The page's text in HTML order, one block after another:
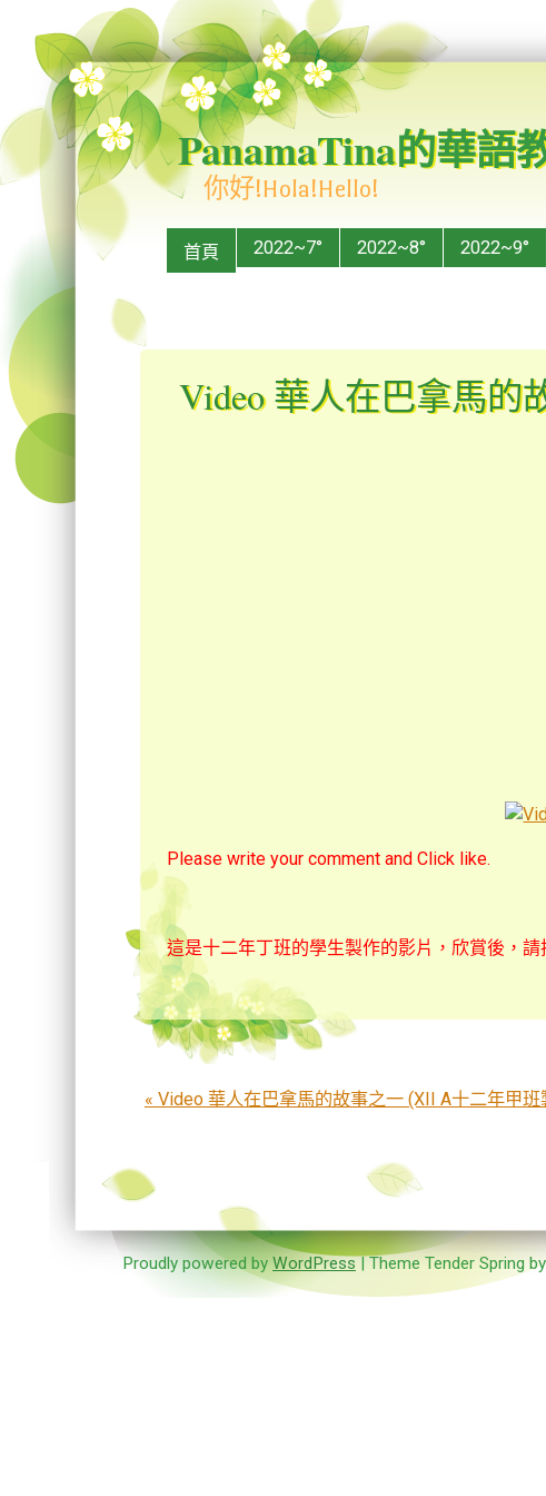
PanamaTina的華語
你好!Hola!Hello!
Menu
Skip to content
首頁 2022~7° 2022~8° 2022~9°
Video 華人在巴拿馬
Please write your comment and Click like.
這是十二年丁班的學生製作的影片，欣賞後，請
Post navigation
« Video 華人在巴拿馬的故事之一 (XII A十二年甲班
Proudly powered by WordPress| Theme Tender Spring